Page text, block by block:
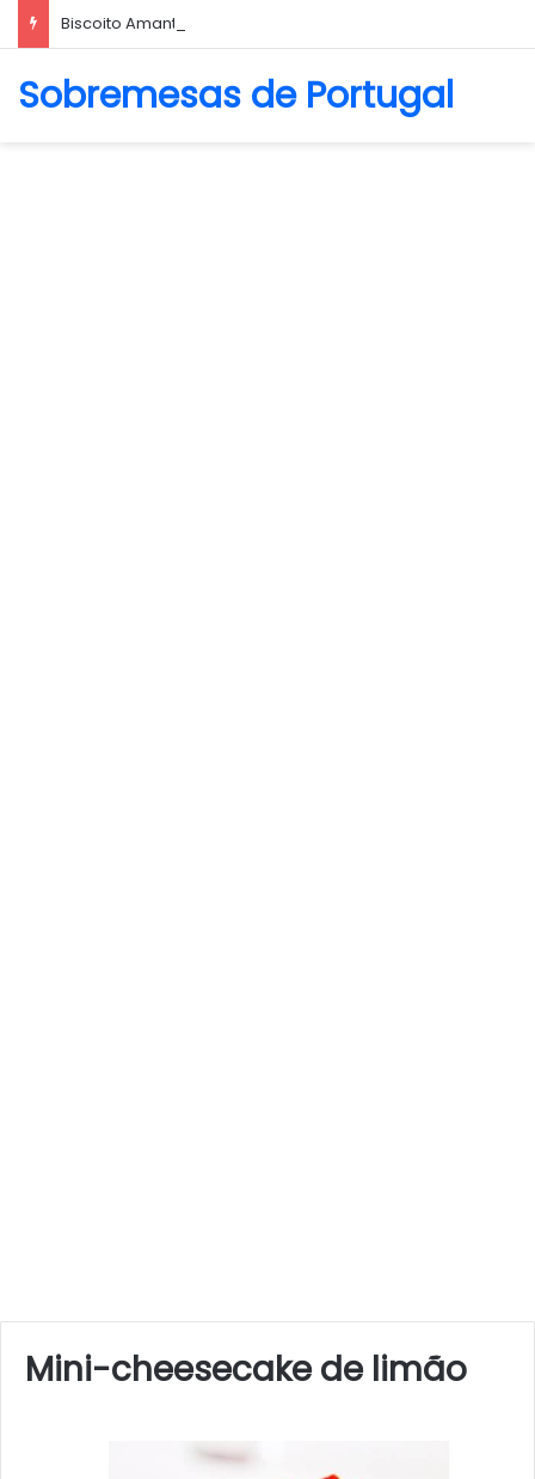
Biscoito Amanteigado
Sobremesas de Portugal
Mini-cheesecake de limão